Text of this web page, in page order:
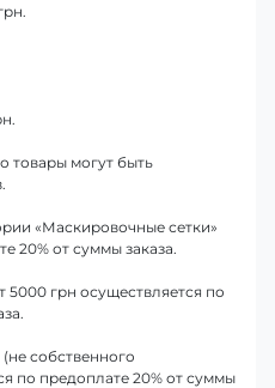
товары могут быть
«Маскировочные сетки»
20% от суммы заказа.
5000 грн осуществляется по
собственного
по предоплате 20% от суммы